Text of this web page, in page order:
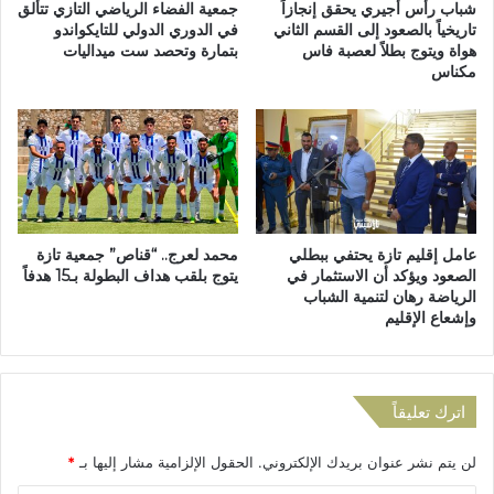
ا
ز
ة
ت
ظّ
م
ي
و
م
اً
ع
ل
م
ي
اً
ح
و
ل
شباب رأس أجيري يحقق إنجازاً
تاريخياً بالصعود إلى القسم الثاني
هواة ويتوج بطلاً لعصبة فاس
مكناس
جمعية الفضاء الرياضي التازي تتألق
في الدوري الدولي للتايكواندو
بتمارة وتحصد ست ميداليات
عامل إقليم تازة يحتفي ببطلي
الصعود ويؤكد أن الاستثمار في
الرياضة رهان لتنمية الشباب
وإشعاع الإقليم
محمد لعرج.. “قناص” جمعية تازة
يتوج بلقب هداف البطولة بـ15 هدفاً
اترك تعليقاً
لن يتم نشر عنوان بريدك الإلكتروني. الحقول الإلزامية مشار إليها بـ *